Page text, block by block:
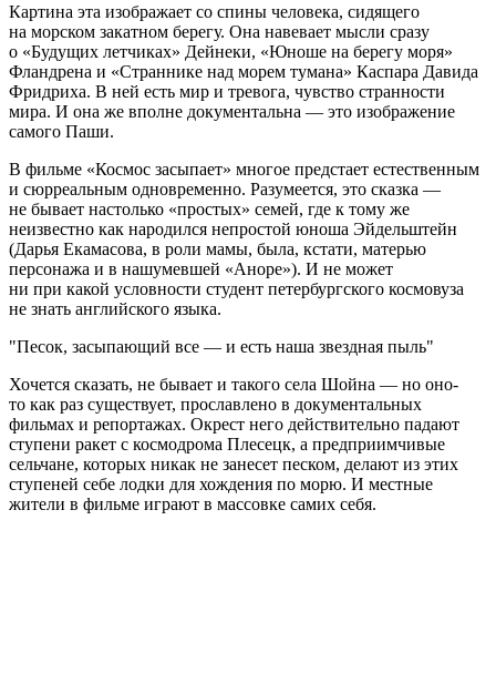
Картина эта изображает со спины человека, сидящего
на морском закатном берегу. Она навевает мысли сразу
о «Будущих летчиках» Дейнеки, «Юноше на берегу моря»
Фландрена и «Страннике над морем тумана» Каспара Давида
Фридриха. В ней есть мир и тревога, чувство странности
мира. И она же вполне документальна — это изображение
самого Паши.
В фильме «Космос засыпает» многое предстает естественным
и сюрреальным одновременно. Разумеется, это сказка —
не бывает настолько «простых» семей, где к тому же
неизвестно как народился непростой юноша Эйдельштейн
(Дарья Екамасова, в роли мамы, была, кстати, матерью
персонажа и в нашумевшей «Аноре»). И не может
ни при какой условности студент петербургского космовуза
не знать английского языка.
Песок, засыпающий все — и есть наша звездная пыль
Хочется сказать, не бывает и такого села Шойна — но оно-
то как раз существует, прославлено в документальных
фильмах и репортажах. Окрест него действительно падают
ступени ракет с космодрома Плесецк, а предприимчивые
сельчане, которых никак не занесет песком, делают из этих
ступеней себе лодки для хождения по морю. И местные
жители в фильме играют в массовке самих себя.